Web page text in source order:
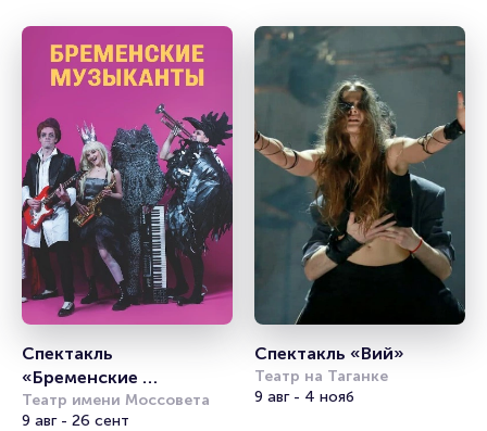
Спектакль
«Бременские
музыканты»
Театр имени Моссовета
9 авг - 26 сент
Спектакль «Вий»
Театр на Таганке
9 авг - 4 нояб